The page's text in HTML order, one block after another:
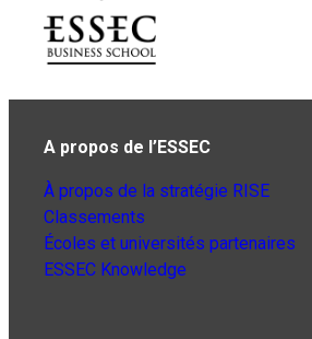
A propos de l’ESSEC
À propos de la stratégie RISE
Classements
Écoles et universités partenaires
ESSEC Knowledge